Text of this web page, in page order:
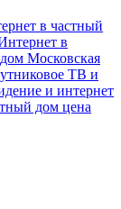
в частный
в
Московская
ТВ и
и интернет
дом цена